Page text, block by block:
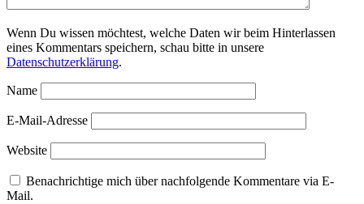
Wenn Du wissen möchtest, welche Daten wir beim Hinterlassen
eines Kommentars speichern, schau bitte in unsere
Datenschutzerklärung.
Name
E-Mail-Adresse
Website
Benachrichtige mich über nachfolgende Kommentare via E-
Mail.